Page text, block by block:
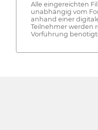
Alle eingereichten
unabhängig vom
anhand einer
Teilnehmer werden
Vorführung